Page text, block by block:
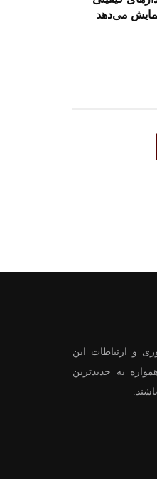
می‌دهد
و ارتباطات این
به جدیدترین